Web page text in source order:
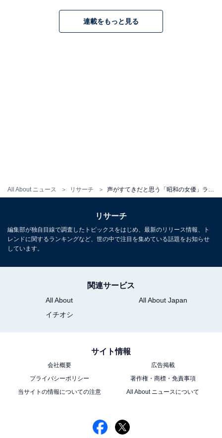
All About ニュース リサーチ
永小百合」を抑えた1位は？
連載をもっと見る
リサーチ
編集部が独自目線で調査したトピックスをはじめ、最新のリリース情報、ト
レンドに関するランキングなど、世の中で注目を集めている話題をお知らせ
しています。
関連サービス
All About
All About Japan
イチオシ
サイト情報
会社概要
広告掲載
プライバシーポリシー
著作権・商標・免責事項
当サイトの情報についての注意
All About ニュースについて